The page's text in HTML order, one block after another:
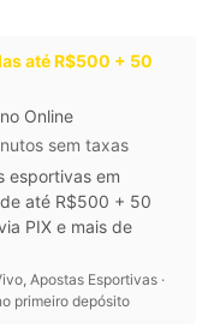
até R$500 + 50
Online
sem taxas
esportivas em
até R$500 + 50
PIX e mais de
Apostas Esportivas ·
primeiro depósito